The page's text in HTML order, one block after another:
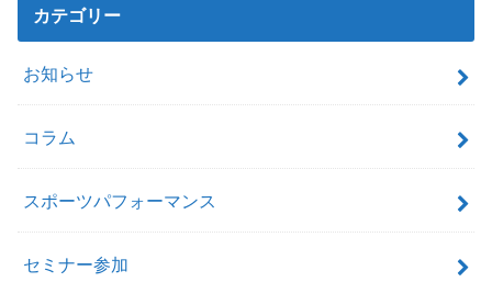
カテゴリー
お知らせ
コラム
スポーツパフォーマンス
セミナー参加